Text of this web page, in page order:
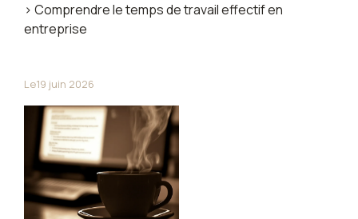
> Comprendre le temps de travail effectif en
entreprise
Le19 juin 2026